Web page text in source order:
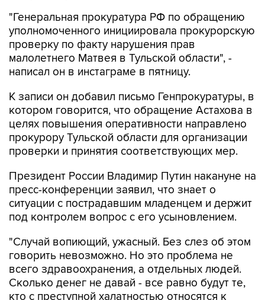
"Генеральная прокуратура РФ по обращению
уполномоченного инициировала прокурорскую
проверку по факту нарушения прав
малолетнего Матвея в Тульской области", -
написал он в инстаграме в пятницу.
К записи он добавил письмо Генпрокуратуры, в
котором говорится, что обращение Астахова в
целях повышения оперативности направлено
прокурору Тульской области для организации
проверки и принятия соответствующих мер.
Президент России Владимир Путин накануне на
пресс-конференции заявил, что знает о
ситуации с пострадавшим младенцем и держит
под контролем вопрос с его усыновлением.
"Случай вопиющий, ужасный. Без слез об этом
говорить невозможно. Но это проблема не
всего здравоохранения, а отдельных людей.
Сколько денег не давай - все равно будут те,
кто с преступной халатностью относятся к